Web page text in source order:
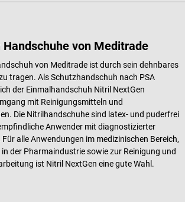
von Meditrade
von Meditrade ist durch sein dehnbares
tragen. Als Schutzhandschuh nach PSA
der Einmalhandschuh Nitril NextGen
mit Reinigungsmitteln und
Die Nitrilhandschuhe sind latex- und puderfrei
Anwender mit diagnostizierter
alle Anwendungen im medizinischen Bereich,
der Pharmaindustrie sowie zur Reinigung und
ist Nitril NextGen eine gute Wahl.